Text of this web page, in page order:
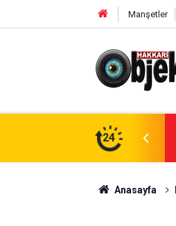
Manşetler
24
Anasayfa